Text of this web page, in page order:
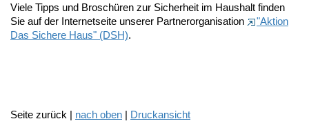
Viele Tipps und Broschüren zur Sicherheit im Haushalt finden
Sie auf der Internetseite unserer Partnerorganisation
"Aktion
Das Sichere Haus" (DSH).
Seite zurück | nach oben | Druckansicht